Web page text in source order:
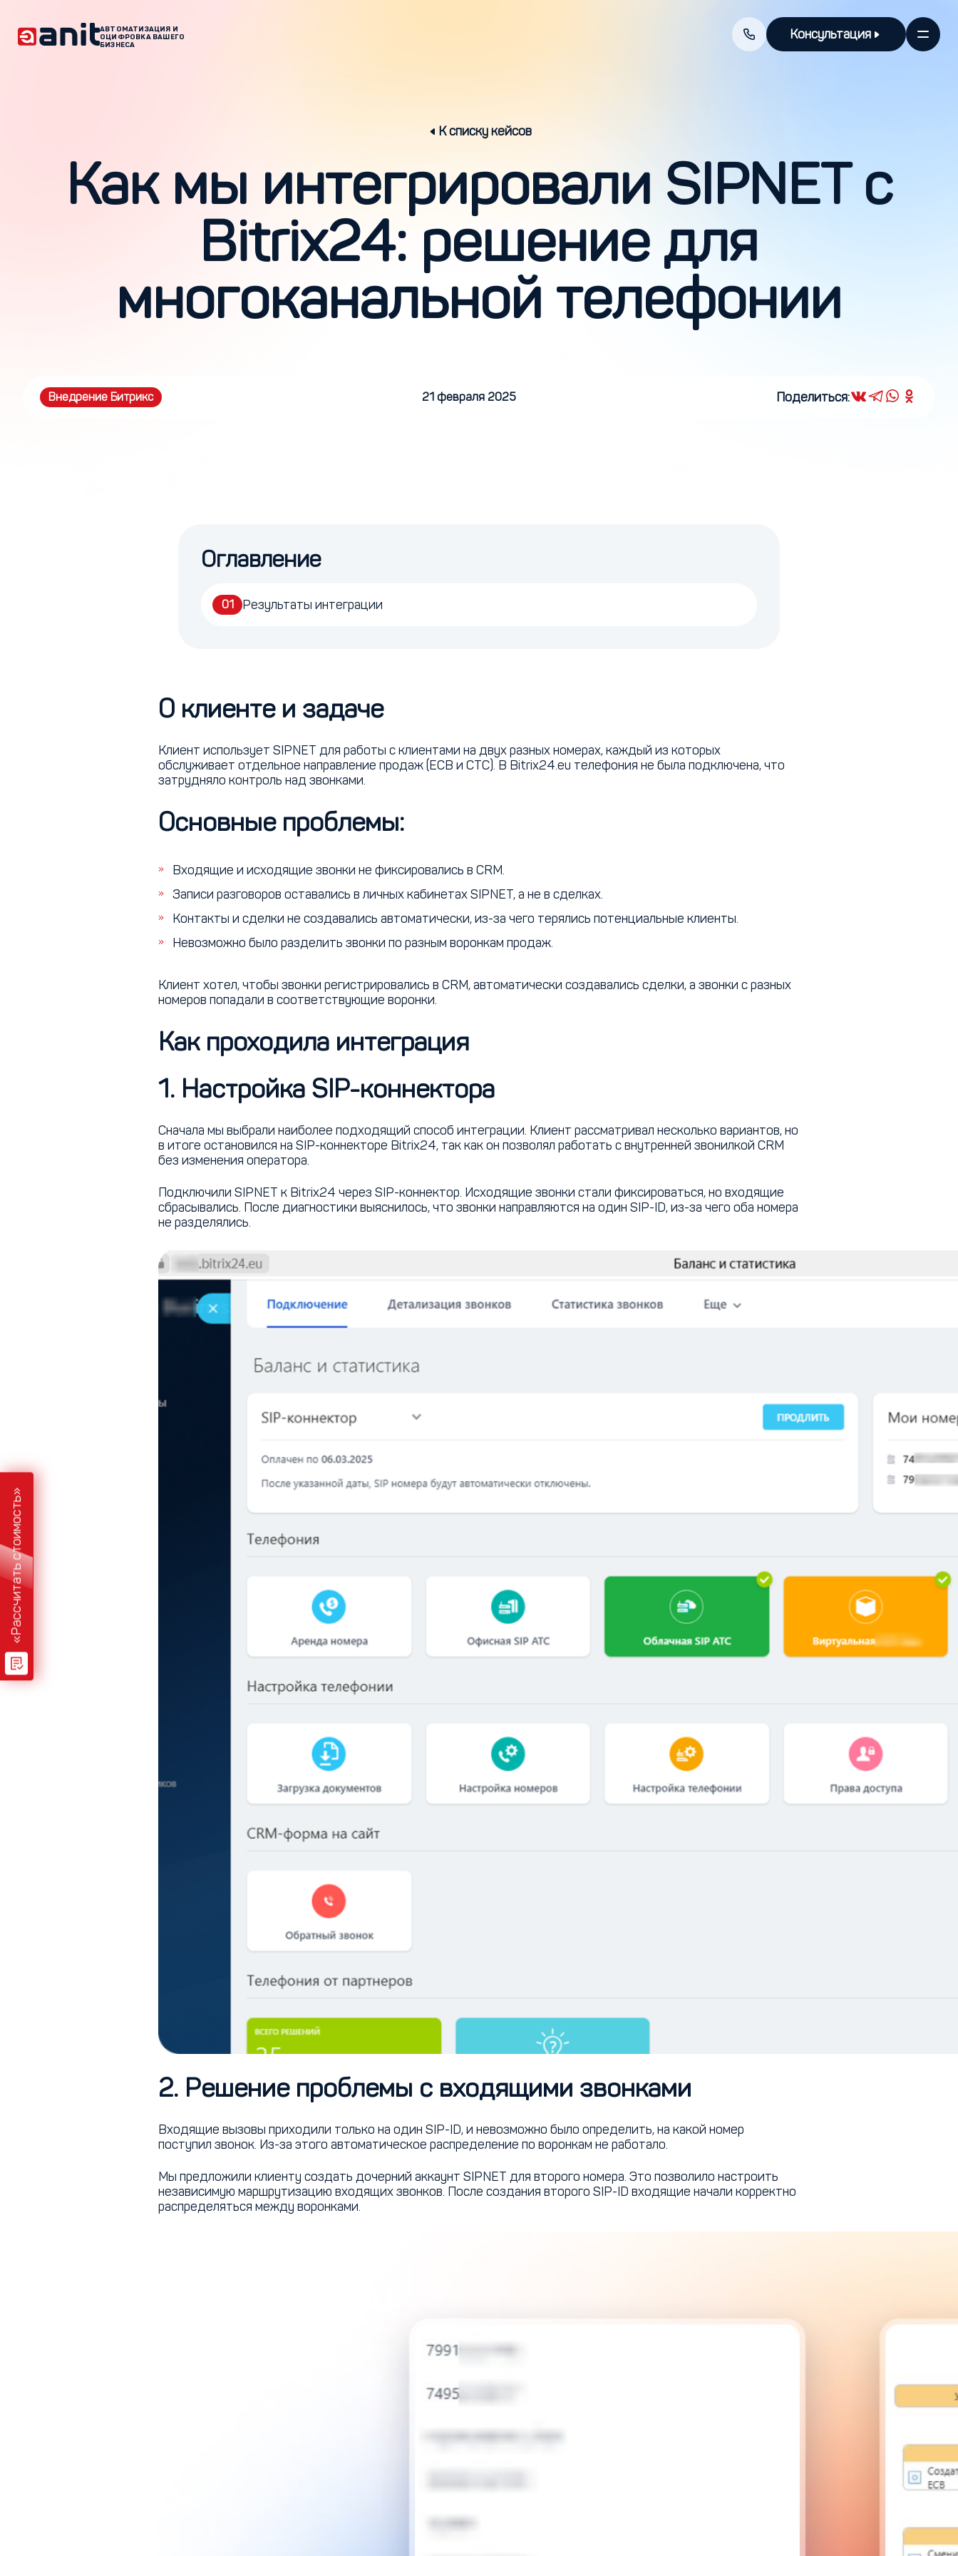
АВТОМАТИЗАЦИЯ И
ОЦИФРОВКА ВАШЕГО
БИЗНЕСА
Консультация
К списку кейсов
Как мы интегрировали SIPNET с
Bitrix24: решение для
многоканальной телефонии
Внедрение Битрикс 21 февраля 2025 Поделиться:
Оглавление
01 Результаты интеграции
О клиенте и задаче
Клиент использует SIPNET для работы с клиентами на двух разных номерах, каждый из которых
обслуживает отдельное направление продаж (ECB и CTC). В Bitrix24.eu телефония не была подключена, что
затрудняло контроль над звонками.
Основные проблемы:
Входящие и исходящие звонки не фиксировались в CRM.
Записи разговоров оставались в личных кабинетах SIPNET, а не в сделках.
Контакты и сделки не создавались автоматически, из-за чего терялись потенциальные клиенты.
Невозможно было разделить звонки по разным воронкам продаж.
Клиент хотел, чтобы звонки регистрировались в CRM, автоматически создавались сделки, а звонки с разных
номеров попадали в соответствующие воронки.
Как проходила интеграция
1. Настройка SIP-коннектора
Сначала мы выбрали наиболее подходящий способ интеграции. Клиент рассматривал несколько вариантов, но
в итоге остановился на SIP-коннекторе Bitrix24, так как он позволял работать с внутренней звонилкой CRM
без изменения оператора.
Подключили SIPNET к Bitrix24 через SIP-коннектор. Исходящие звонки стали фиксироваться, но входящие
сбрасывались. После диагностики выяснилось, что звонки направляются на один SIP-ID, из-за чего оба номера
не разделялись.
2. Решение проблемы с входящими звонками
Входящие вызовы приходили только на один SIP-ID, и невозможно было определить, на какой номер
поступил звонок. Из-за этого автоматическое распределение по воронкам не работало.
Мы предложили клиенту создать дочерний аккаунт SIPNET для второго номера. Это позволило настроить
независимую маршрутизацию входящих звонков. После создания второго SIP-ID входящие начали корректно
распределяться между воронками.
«Рассчитать стоимость»